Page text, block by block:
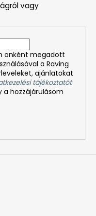
vagy
önként megadott
a Raving
ajánlatokat
tájékoztatót
hozzájárulásom